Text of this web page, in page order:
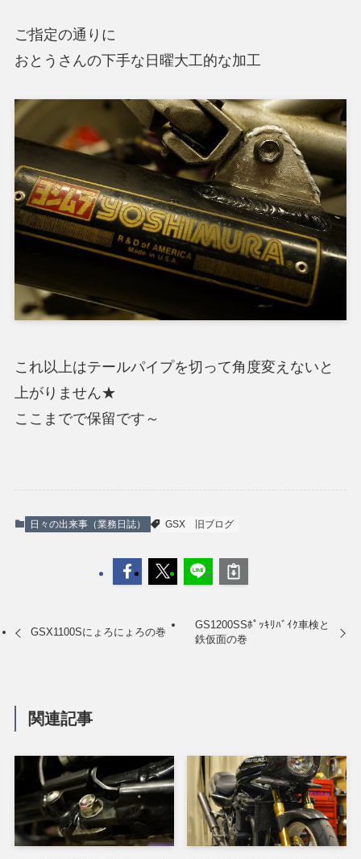
ご指定の通りに
おとうさんの下手な日曜大工的な加工
これ以上はテールパイプを切って角度変えないと
上がりません★
ここまでで保留です～
日々の出来事（業務日誌） GSX 旧ブログ
GSX1100Sにょろにょろの巻
GS1200SSﾎﾟｯｷﾘﾊﾞｲｸ車検と
鉄仮面の巻
関連記事